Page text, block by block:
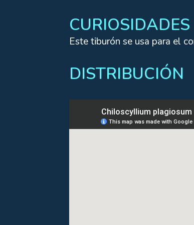
CURIOSIDADES
Este tiburón se usa para el
DISTRIBUCIÓN